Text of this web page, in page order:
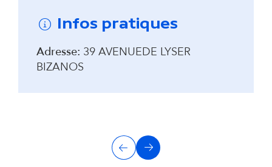
Infos pratiques
Adresse: 39 AVENUEDE LYSER
BIZANOS
PrécédentSuivant